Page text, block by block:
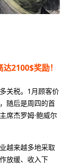
2100$奖励！
关税。1月顾客价
随后是周四的首
席杰罗姆·鲍威尔
越来越多地采取
放缓、收入下